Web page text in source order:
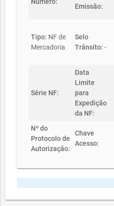
Emissão:
Tipo: NF de
Mercadoria
Selo
Trânsito: -
Série NF:
Data
Limite
para
Expedição
da NF:
Nº do
Protocolo de
Autorização:
Chave
Acesso: